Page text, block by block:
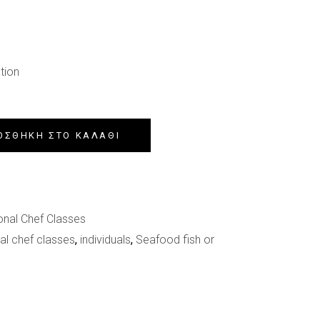
ΣΤΟ ΚΑΛΆΘΙ
Chef Classes
chef classes, individuals, Seafood fish or